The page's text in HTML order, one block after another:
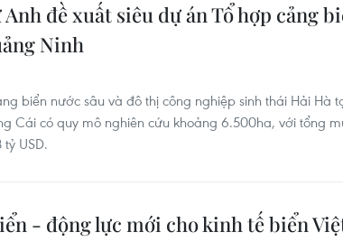
đề xuất siêu dự án Tổ hợp cảng
Ninh
biển nước sâu và đô thị công nghiệp sinh thái Hải Hà
Cái có quy mô nghiên cứu khoảng 6.500ha, với tổng
USD.
- động lực mới cho kinh tế biển